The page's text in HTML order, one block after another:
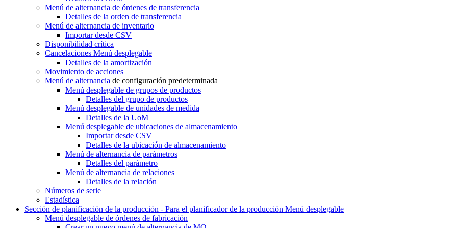
Menú de alternancia de órdenes de transferencia
Detalles de la orden de transferencia
Menú de alternancia de inventario
Importar desde CSV
Disponibilidad crítica
Cancelaciones Menú desplegable
Detalles de la amortización
Movimiento de acciones
Menú de alternancia de configuración predeterminada
Menú desplegable de grupos de productos
Detalles del grupo de productos
Menú desplegable de unidades de medida
Detalles de la UoM
Menú desplegable de ubicaciones de almacenamiento
Importar desde CSV
Detalles de la ubicación de almacenamiento
Menú de alternancia de parámetros
Detalles del parámetro
Menú de alternancia de relaciones
Detalles de la relación
Números de serie
Estadística
Sección de planificación de la producción - Para el planificador de la producción Menú desplegable
Menú desplegable de órdenes de fabricación